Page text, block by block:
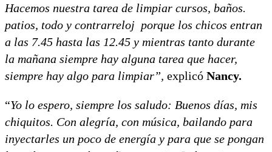
Hacemos nuestra tarea de limpiar cursos, baños.
patios, todo y contrarreloj porque los chicos entran
a las 7.45 hasta las 12.45 y mientras tanto durante
la mañana siempre hay alguna tarea que hacer,
siempre hay algo para limpiar”, explicó Nancy.
“Yo lo espero, siempre los saludo: Buenos días, mis
chiquitos. Con alegría, con música, bailando para
inyectarles un poco de energía y para que se pongan